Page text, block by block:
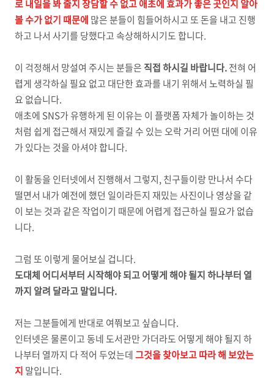
로 내일을 봐 줄지 장담할 수 없고 애초에 효과가 좋은 곳인지 알아
볼 수가 없기 때문에 많은 분들이 힘들어하시고 또 돈을 내고 진행
하고 나서 사기를 당했다고 속상해하시기도 합니다.
이 걱정해서 망설여 주시는 분들은 직접 하시길 바랍니다.전혀 어
렵게 생각하실 필요 없고 대단한 효과를 내기 위해서 노력하실 필
요 없습니다.
애초에 SNS가 유행하게 된 이유는 이 플랫폼 자체가 놀이하는 것
처럼 쉽게 접근해서 재밌게 즐길 수 있는 오락 거리 어떤 대에 이유
가 있다는 것을 아셔야 합니다.
이 활동을 인터넷에서 진행해서 그렇지, 친구들이랑 만나서 수다
떨면서 내가 예전에 했던 일이라든지 재밌는 사진이나 영상을 같
이 보는 것과 같은 작업이기 때문에 어렵게 접근하실 필요가 없습
니다.
그럼 또 이렇게 물어보실 겁니다.
도대체 어디서부터 시작해야 되고 어떻게 해야 될지 하나부터 열
까지 알려 달라고 말입니다.
저는 그분들에게 반대로 여쭤보고 싶습니다.
인터넷은 물론이고 동네 도서관만 가더라도 어떻게 해야 될지 하
나부터 열까지 다 적어 두었는데그것을 찾아보고 따라 해 보았는
지 말입니다.